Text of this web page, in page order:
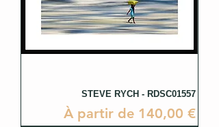
STEVE RYCH - RDSC01557
À partir de 140,00 €
Prix promotionnel